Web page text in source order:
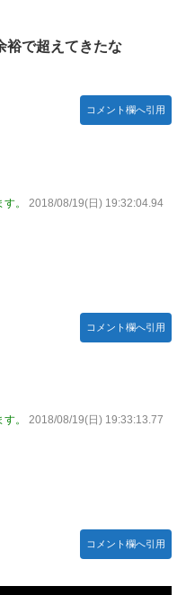
裕で超えてきたな
コメント欄へ引用
。
2018/08/19(日) 19:32:04.94
コメント欄へ引用
。
2018/08/19(日) 19:33:13.77
コメント欄へ引用